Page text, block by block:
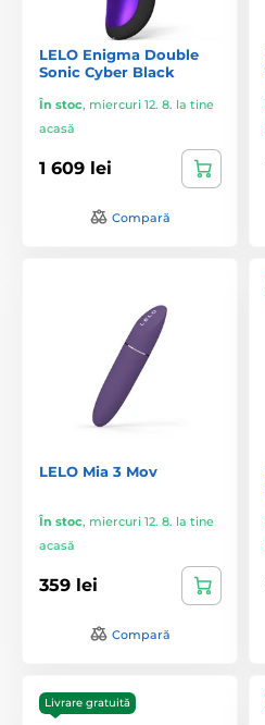
LELO Enigma Double
Sonic Cyber Black
În stoc, miercuri 12. 8. la tine
acasă
1 609 lei
Compară
LELO Mia 3 Mov
În stoc, miercuri 12. 8. la tine
acasă
359 lei
Compară
Livrare gratuită